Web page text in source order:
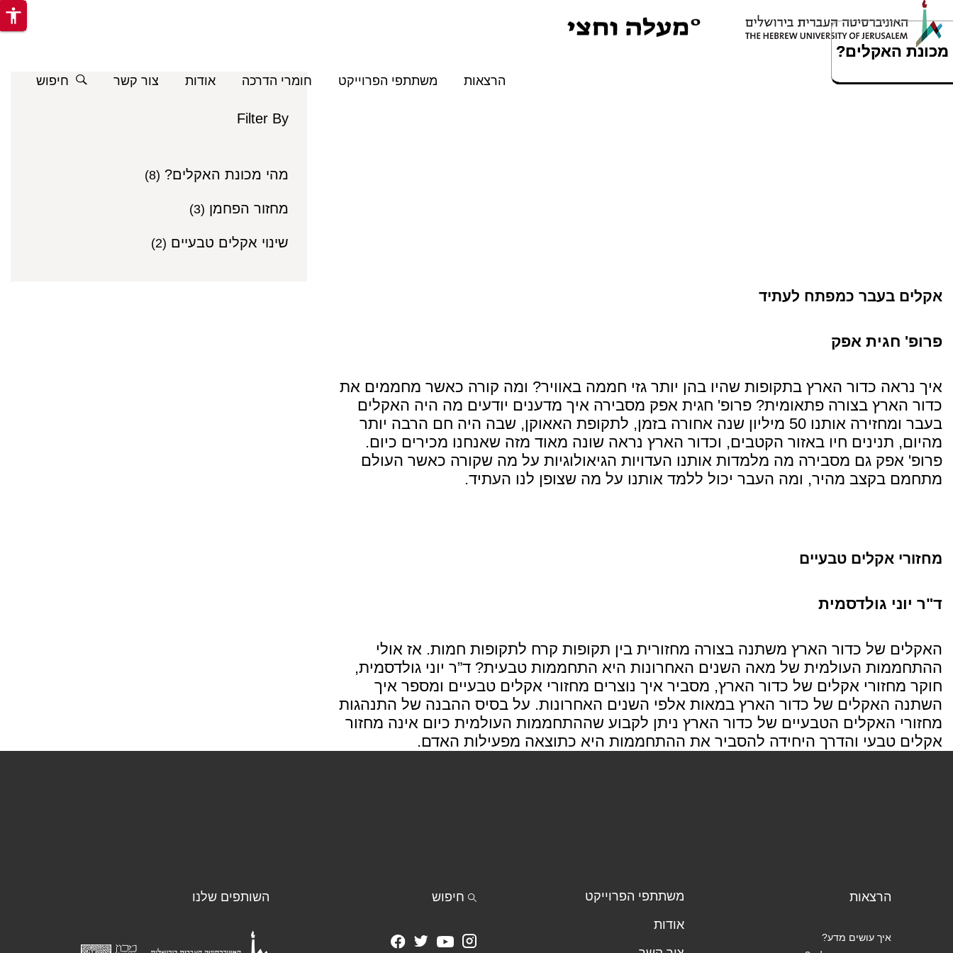
דילוג לתוכן העיקרי
צבעים
גבוהה
הרצאות משתתפי הפרוייקט חומרי הדרכה אודות צור קשר חיפוש
accessibility
אקלים בעבר כמפתח לעתיד
פרופ' חגית אפק
איך נראה כדור הארץ בתקופות שהיו בהן יותר גזי חממה באוויר? ומה קורה כאשר מחממים את
כדור הארץ בצורה פתאומית? פרופ' חגית אפק מסבירה איך מדענים יודעים מה היה האקלים
בעבר ומחזירה אותנו 50 מיליון שנה אחורה בזמן, לתקופת האאוקן, שבה היה חם הרבה יותר
מהיום, תנינים חיו באזור הקטבים, וכדור הארץ נראה שונה מאוד מזה שאנחנו מכירים כיום.
פרופ' אפק גם מסבירה מה מלמדות אותנו העדויות הגיאולוגיות על מה שקורה כאשר העולם
מתחמם בקצב מהיר, ומה העבר יכול ללמד אותנו על מה שצופן לנו העתיד.
מכונת האקלים?
מחזורי אקלים טבעיים
ד"ר יוני גולדסמית
האקלים של כדור הארץ משתנה בצורה מחזורית בין תקופות קרח לתקופות חמות. אז אולי
ההתחממות העולמית של מאה השנים האחרונות היא התחממות טבעית? ד”ר יוני גולדסמית,
חוקר מחזורי אקלים של כדור הארץ, מסביר איך נוצרים מחזורי אקלים טבעיים ומספר איך
השתנה האקלים של כדור הארץ במאות אלפי השנים האחרונות. על בסיס ההבנה של התנהגות
מחזורי האקלים הטבעיים של כדור הארץ ניתן לקבוע שההתחממות העולמית כיום אינה מחזור
אקלים טבעי והדרך היחידה להסביר את ההתחממות היא כתוצאה מפעילות האדם.
מכונת האקלים?
Filter By
מהי מכונת האקלים? (8)
מחזור הפחמן (3)
שינוי אקלים טבעיים (2)
הרצאות
איך עושים מדע?
משתתפי הפרוייקט
אודות
חיפוש השותפים שלנו